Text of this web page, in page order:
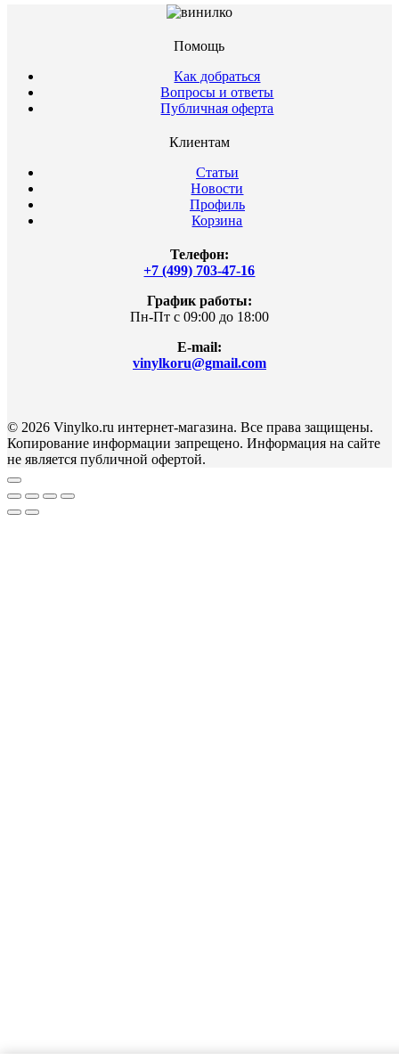
Помощь
Как добраться
Вопросы и ответы
Публичная оферта
Клиентам
Статьи
Новости
Профиль
Корзина
Телефон:
+7 (499) 703-47-16
График работы:
Пн-Пт с 09:00 до 18:00
E-mail:
vinylkoru@gmail.com
© 2026 Vinylko.ru интернет-магазина. Все права защищены.
Копирование информации запрещено. Информация на сайте
не является публичной офертой.